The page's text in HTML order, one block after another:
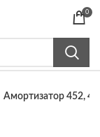
0
Амортизатор 452,